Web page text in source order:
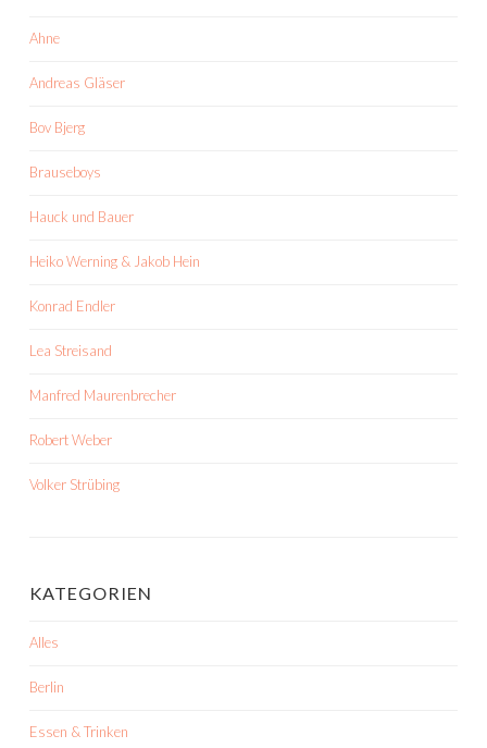
Ahne
Andreas Gläser
Bov Bjerg
Brauseboys
Hauck und Bauer
Heiko Werning & Jakob Hein
Konrad Endler
Lea Streisand
Manfred Maurenbrecher
Robert Weber
Volker Strübing
KATEGORIEN
Alles
Berlin
Essen & Trinken